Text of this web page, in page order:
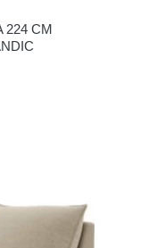
224 CM